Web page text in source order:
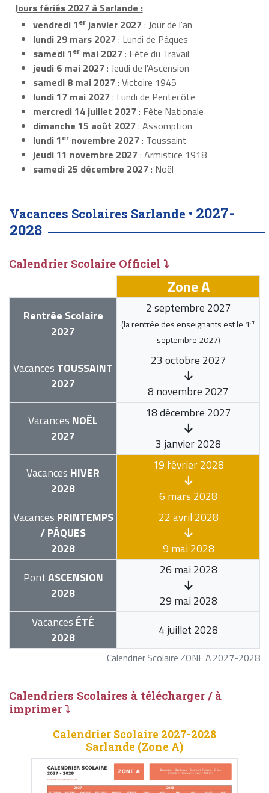
Jours fériés 2027 à Sarlande :
vendredi 1er janvier 2027: Jour de l'an
lundi 29 mars 2027: Lundi de Pâques
samedi 1er mai 2027: Fête du Travail
jeudi 6 mai 2027: Jeudi de l'Ascension
samedi 8 mai 2027: Victoire 1945
lundi 17 mai 2027: Lundi de Pentecôte
mercredi 14 juillet 2027: Fête Nationale
dimanche 15 août 2027: Assomption
lundi 1er novembre 2027: Toussaint
jeudi 11 novembre 2027: Armistice 1918
samedi 25 décembre 2027: Noël
Vacances Scolaires Sarlande • 2027-
2028
Calendrier Scolaire Officiel ⤵
Calendrier Scolaire ZONE A 2027-2028
Zone A
Rentrée Scolaire
2027
2 septembre 2027
(la rentrée des enseignants est le 1er
septembre 2027)
Vacances TOUSSAINT
2027
23 octobre 2027
8 novembre 2027
Vacances NOËL
2027
18 décembre 2027
3 janvier 2028
Vacances HIVER
2028
19 février 2028
6 mars 2028
Vacances PRINTEMPS
/ PÂQUES
2028
22 avril 2028
9 mai 2028
PontASCENSION
2028
26 mai 2028
29 mai 2028
Vacances ÉTÉ
2028
4 juillet 2028
Calendriers Scolaires à télécharger / à
imprimer ⤵
Calendrier Scolaire 2027-2028
Sarlande (Zone A)